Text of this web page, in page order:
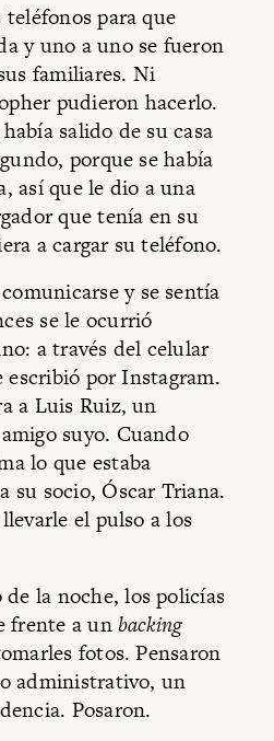
para que
y uno a uno se fueron
familiares. Ni
pudieron hacerlo.
salido de su casa
porque se había
así que le dio a una
que tenía en su
a cargar su teléfono.
y se sentía
se le ocurrió
a través del celular
escribió por Instagram.
a Luis Ruiz, un
suyo. Cuando
lo que estaba
su socio, Óscar Triana.
el pulso a los
la noche, los policías
frente a unbacking
fotos. Pensaron
administrativo, un
Posaron.